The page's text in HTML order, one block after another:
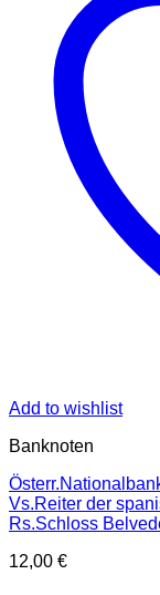
Add to wishlist
Banknoten
Vs.Reiter der
Rs.Schloss
12,00 €